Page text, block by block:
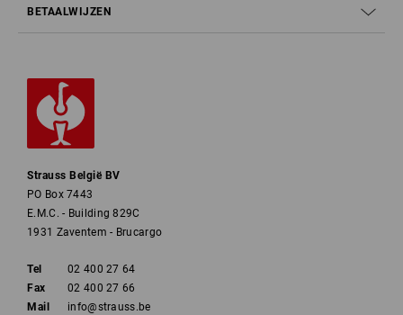
BETAALWIJZEN
Strauss België BV
PO Box 7443
E.M.C. - Building 829C
1931 Zaventem - Brucargo
Tel
02 400 27 64
Fax
02 400 27 66
Mail
info@strauss.be